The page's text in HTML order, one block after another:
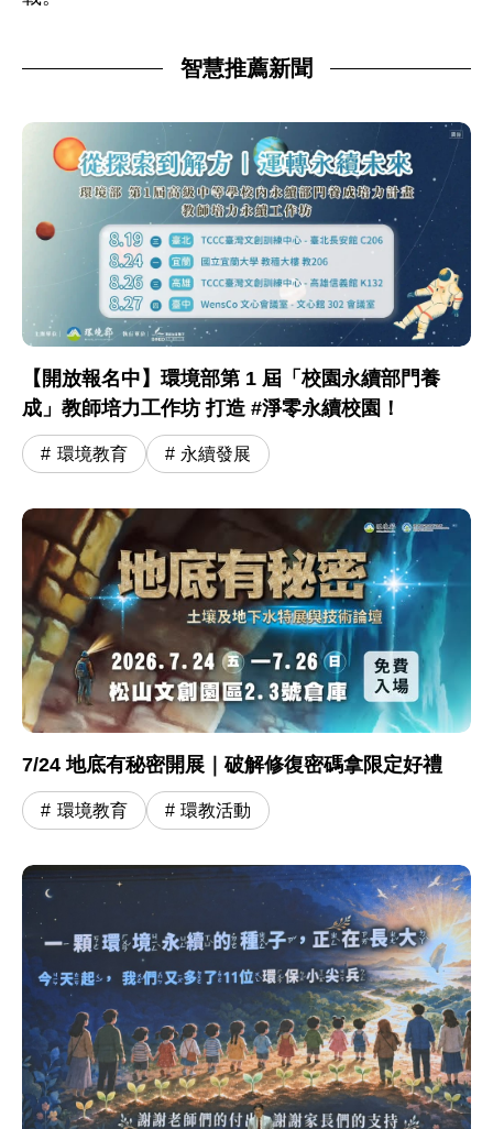
智慧推薦新聞
【開放報名中】環境部第 1 屆「校園永續部門養
成」教師培力工作坊 打造 #淨零永續校園！
環境教育 永續發展
7/24 地底有秘密開展｜破解修復密碼拿限定好禮
環境教育 環教活動